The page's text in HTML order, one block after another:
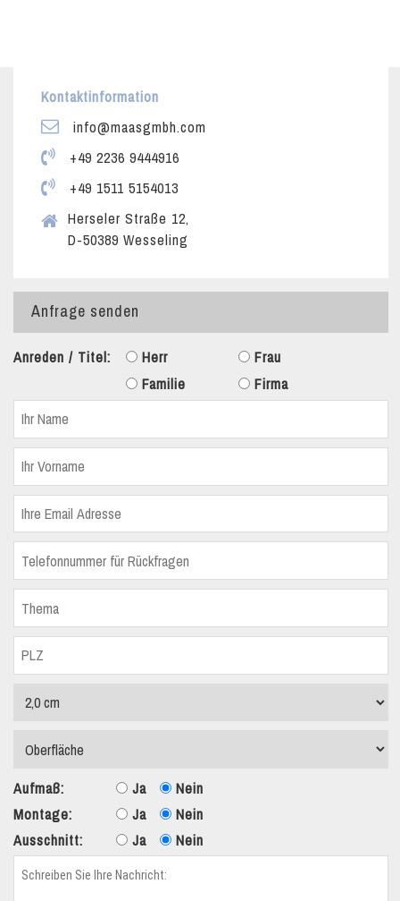
Kontaktinformation
info@maasgmbh.com
+49 2236 9444916
+49 1511 5154013
Herseler Straße 12,
D-50389 Wesseling
Anfrage senden
Anreden / Titel: Herr
Frau
Familie
Firma
Aufmaß: Ja
Nein
Montage:
Ja
Nein
Ausschnitt:
Ja Nein